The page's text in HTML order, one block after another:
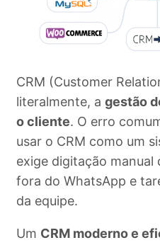
CRM (Customer
literalmente, a gestão
o cliente. O erro
usar o CRM como um
exige digitação manual
fora do WhatsApp e
da equipe.
Um CRM moderno e